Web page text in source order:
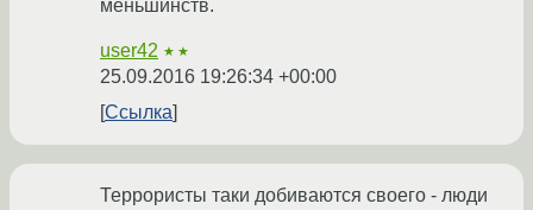
меньшинств.
user42 ★★
25.09.2016 19:26:34 +00:00
Ссылка
Террористы таки добиваются своего - люди